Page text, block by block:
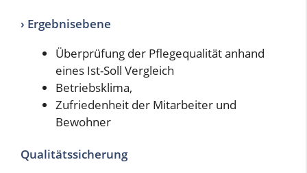
› Ergebnisebene
Überprüfung der Pflegequalität anhand
eines Ist-Soll Vergleich
Betriebsklima,
Zufriedenheit der Mitarbeiter und
Bewohner
Qualitätssicherung